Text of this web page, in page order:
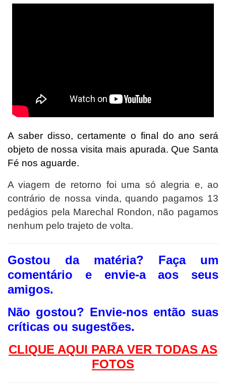
A saber disso, certamente o final do ano será
objeto de nossa visita mais apurada. Que Santa
Fé nos aguarde.
A viagem de retorno foi uma só alegria e, ao
contrário de nossa vinda, quando pagamos 13
pedágios pela Marechal Rondon, não pagamos
nenhum pelo trajeto de volta.
Gostou da matéria? Faça um
comentário e envie-a aos seus
amigos.
Não gostou? Envie-nos então suas
críticas ou sugestões.
CLIQUE AQUI PARA VER TODAS AS
FOTOS